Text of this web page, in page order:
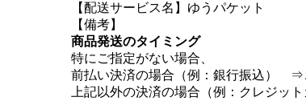
【配送サービス名】ゆうパケット
【備考】
商品発送のタイミング
特にご指定がない場合、
前払い決済の場合（例：銀行振込） ⇒
上記以外の決済の場合（例：クレジッ